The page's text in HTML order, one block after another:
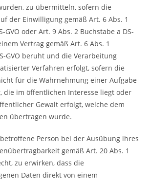
zu übermitteln, sofern die
der Einwilligung gemäß Art. 6 Abs. 1
GVO oder Art. 9 Abs. 2 Buchstabe a DS-
Vertrag gemäß Art. 6 Abs. 1
GVO beruht und die Verarbeitung
Verfahren erfolgt, sofern die
für die Wahrnehmung einer Aufgabe
die im öffentlichen Interesse liegt oder
Gewalt erfolgt, welche dem
übertragen wurde.
Person bei der Ausübung ihres
gemäß Art. 20 Abs. 1
zu erwirken, dass die
Daten direkt von einem